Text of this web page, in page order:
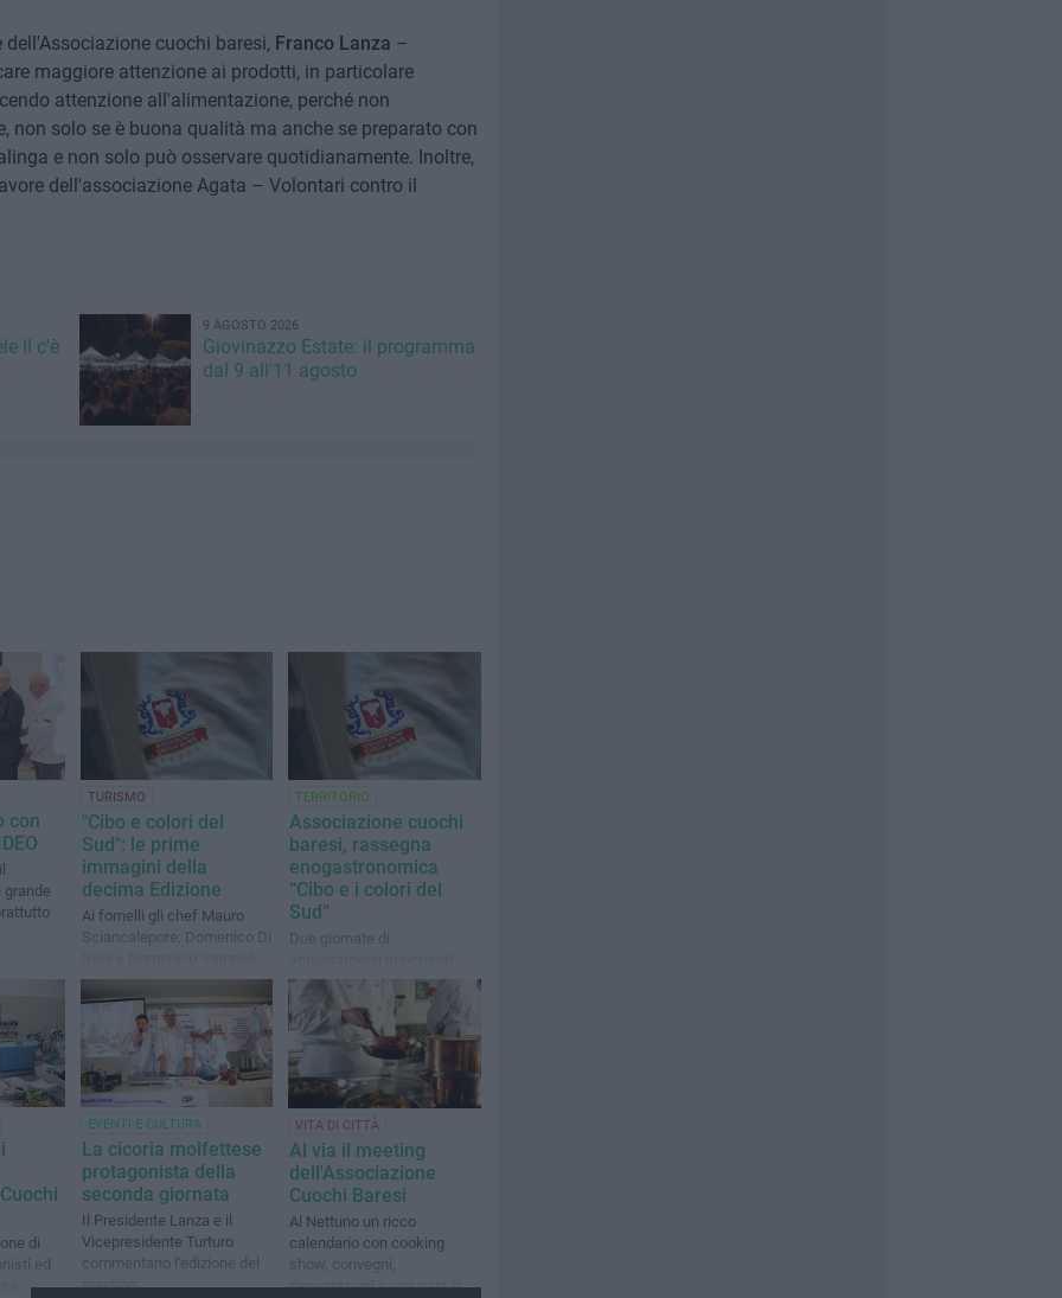
cuochi baresi, Franco Lanza –
maggiore attenzione ai prodotti, in particolare
attenzione all'alimentazione, perché non
non solo se è buona qualità ma anche se preparato con
e non solo può osservare quotidianamente. Inoltre,
dell'associazione Agata – Volontari contro il
II c'è
9 AGOSTO 2026
Giovinazzo Estate: il programma
dal 9 all'11 agosto
con
grande
TURISMO
"Cibo e colori del
Sud": le prime
immagini della
decima Edizione
Ai fornelli gli chef Mauro
Sciancalepore, Domenico Di
TERRITORIO
Associazione cuochi
baresi, rassegna
enogastronomica
“Cibo e i colori del
Sud”
Due giornate di
con i campioni della
nazionale dei cuochi italiana
e con lo chef stellato Felice
Lo Basso
di
ed
EVENTI E CULTURA
La cicoria molfettese
protagonista della
seconda giornata
Il Presidente Lanza e il
Vicepresidente Turturo
commentano l'edizione del
meeting
VITA DI CITTÀ
Al via il meeting
dell'Associazione
Cuochi Baresi
Al Nettuno un ricco
calendario con cooking
show, convegni,
degustazioni e una gara tra